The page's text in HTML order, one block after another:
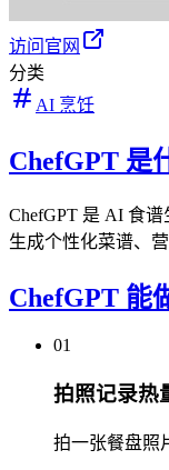
访问官网
分类
AI 烹饪
ChefGPT 是
ChefGPT 是 AI 食
生成个性化菜谱、
ChefGPT 能
01
拍照记录热
拍一张餐盘照